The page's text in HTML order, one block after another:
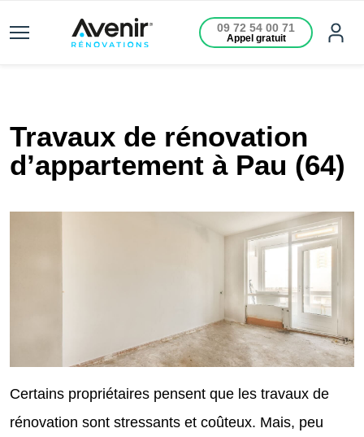
09 72 54 00 71
Appel gratuit
Travaux de rénovation
d’appartement à Pau (64)
Certains propriétaires pensent que les travaux de
rénovation sont stressants et coûteux. Mais, peu